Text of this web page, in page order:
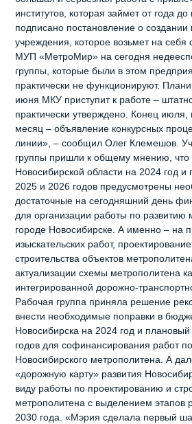
институтов, которая займет от года
подписано постановление о создании
учреждения, которое возьмет на себя
МУП «МетроМир» на сегодня
группы, которые были в этом
практически не функционируют.
июня МКУ приступит к работе –
практически утверждено. Конец июля,
месяц – объявление конкурсных
линии», – сообщил Олег Клемешов.
группы пришли к общему мнению, что
Новосибирской области на 2024 год
2025 и 2026 годов предусмотрены
достаточные на сегодняшний день
для организации работы по развитию
городе Новосибирске. А именно – на
изыскательских работ,
строительства объектов
актуализации схемы метрополитена
интегрированной дорожно-
Рабочая группа приняла решение
внести необходимые поправки в
Новосибирска на 2024 год и
годов для софинансирования работ
Новосибирского метрополитена. А
«дорожную карту» развития
виду работы по проектированию и
метрополитена с выделением этапов
2030 года. «Мэрия сделала первый